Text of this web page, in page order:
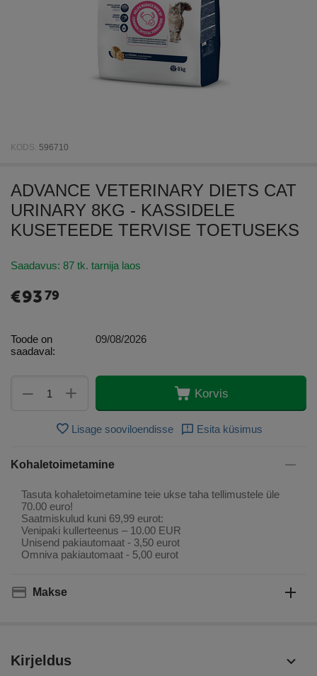
KODS: 596710
ADVANCE VETERINARY DIETS CAT
URINARY 8KG - KASSIDELE
KUSETEEDE TERVISE TOETUSEKS
Saadavus: 87 tk. tarnija laos
€9379
Toode on
saadaval:
09/08/2026
+
− Korvis
Lisage sooviloendisse Esita küsimus
Kohaletoimetamine
Tasuta kohaletoimetamine teie ukse taha tellimustele üle
70.00 euro!
Saatmiskulud kuni 69,99 eurot:
Venipaki kullerteenus – 10.00 EUR
Unisend pakiautomaat - 3,50 eurot
Omniva pakiautomaat - 5,00 eurot
Makse
Kirjeldus